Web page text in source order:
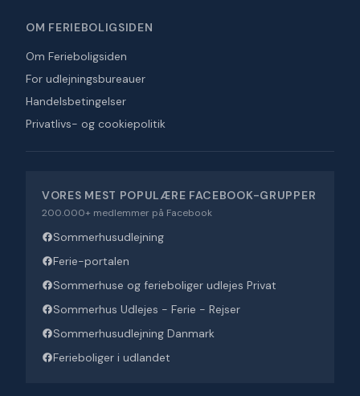
OM FERIEBOLIGSIDEN
Om Ferieboligsiden
For udlejningsbureauer
Handelsbetingelser
Privatlivs- og cookiepolitik
VORES MEST POPULÆRE FACEBOOK-GRUPPER
200.000+ medlemmer på Facebook
Sommerhusudlejning
Ferie-portalen
Sommerhuse og ferieboliger udlejes Privat
Sommerhus Udlejes - Ferie - Rejser
Sommerhusudlejning Danmark
Ferieboliger i udlandet